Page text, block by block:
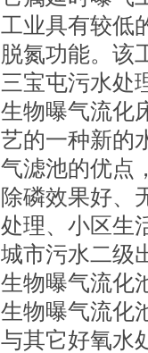
工业具有较低
脱氮功能。该
三宝屯污水处
生物曝气流化
艺的一种新的
气滤池的优点
除磷效果好、
处理、小区生
城市污水二级
生物曝气流化
生物曝气流化
与其它好氧水